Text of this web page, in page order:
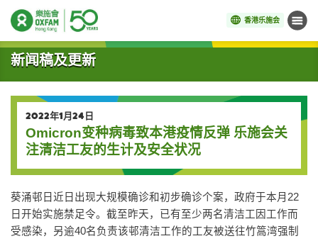
香港乐施会 菜单
开始主要内容
新闻稿及更新
2022年1月24日
Omicron变种病毒致本港疫情反弹 乐施会关
注清洁工友的生计及安全状况
葵涌邨日近日出现大规模确诊和初步确诊个案，政府于本月22
日开始实施禁足令。截至昨天，已有至少两名清洁工因工作而
受感染，另逾40名负责该邨清洁工作的工友被送往竹篙湾强制